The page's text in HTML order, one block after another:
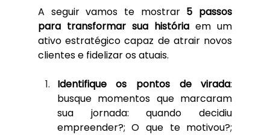
A seguir vamos te mostrar 5 passos
para transformar sua história em um
ativo estratégico capaz de atrair novos
clientes e fidelizar os atuais.
Identifique os pontos de virada:
busque momentos que marcaram
sua jornada: quando decidiu
empreender?; O que te motivou?;